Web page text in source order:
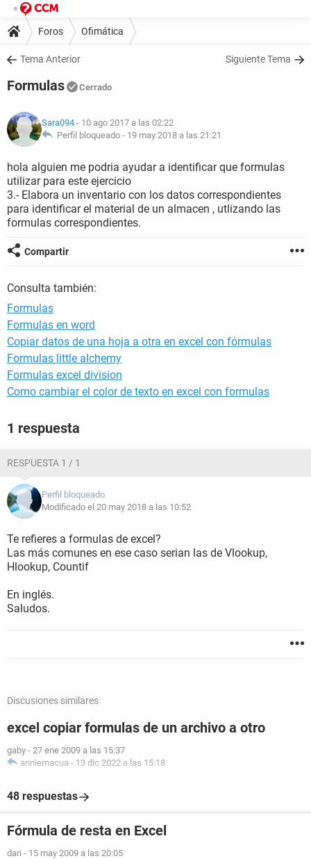
Foros Ofimática
Tema Anterior Siguiente Tema
Formulas Cerrado
Sara094 - 10 ago 2017 a las 02:22
Perfil bloqueado - 19 may 2018 a las 21:21
hola alguien me podria ayudar a identificar que formulas
utilizar para este ejercicio
3.- Elabora un inventario con los datos correspondientes
para identificar el material de un almacen , utlizando las
formulas correspondientes.
Compartir
Consulta también:
Formulas
Formulas en word
Copiar datos de una hoja a otra en excel con fórmulas
Formulas little alchemy
Formulas excel division
Como cambiar el color de texto en excel con formulas
1 respuesta
RESPUESTA 1 / 1
Perfil bloqueado
Modificado el 20 may 2018 a las 10:52
Te refieres a formulas de excel?
Las más comunes en ese caso serian las de Vlookup,
Hlookup, Countif
En inglés.
Saludos.
Discusiones similares
excel copiar formulas de un archivo a otro
gaby - 27 ene 2009 a las 15:37
anniemacua - 13 dic 2022 a las 15:18
48 respuestas
Fórmula de resta en Excel
dari - 15 may 2009 a las 20:05